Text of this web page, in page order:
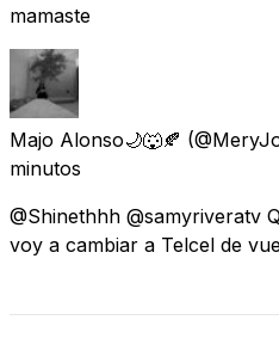
mamaste
Majo Alonso🌙🐺🍂
minutos
@Shinethhh @samyriveratv
voy a cambiar a Telcel de